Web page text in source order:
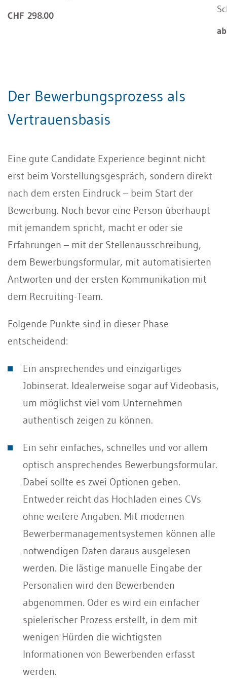
CHF 298.00
Der Bewerbungsprozess als
Vertrauensbasis
Eine gute Candidate Experience beginnt nicht
erst beim Vorstellungsgespräch, sondern direkt
nach dem ersten Eindruck – beim Start der
Bewerbung. Noch bevor eine Person überhaupt
mit jemandem spricht, macht er oder sie
Erfahrungen – mit der Stellenausschreibung,
dem Bewerbungsformular, mit automatisierten
Antworten und der ersten Kommunikation mit
dem Recruiting-Team.
Folgende Punkte sind in dieser Phase
entscheidend:
Ein ansprechendes und einzigartiges
Jobinserat. Idealerweise sogar auf Videobasis,
um möglichst viel vom Unternehmen
authentisch zeigen zu können.
Ein sehr einfaches, schnelles und vor allem
optisch ansprechendes Bewerbungsformular.
Dabei sollte es zwei Optionen geben.
Entweder reicht das Hochladen eines CVs
ohne weitere Angaben. Mit modernen
Bewerbermanagementsystemen können alle
notwendigen Daten daraus ausgelesen
werden. Die lästige manuelle Eingabe der
Personalien wird den Bewerbenden
abgenommen. Oder es wird ein einfacher
spielerischer Prozess erstellt, in dem mit
wenigen Hürden die wichtigsten
Informationen von Bewerbenden erfasst
werden.